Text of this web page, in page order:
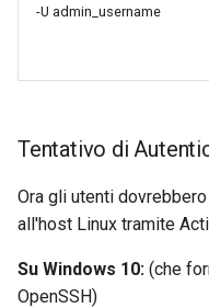
-U admin_username
Tentativo di
Ora gli utenti
all'host Linux tramite
Su Windows 10: (che
OpenSSH)